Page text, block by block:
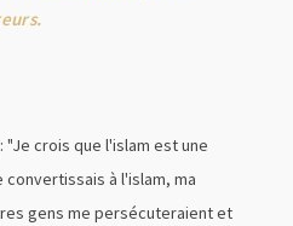
crois que l'islam est une
à l'islam, ma
gens me persécuteraient et